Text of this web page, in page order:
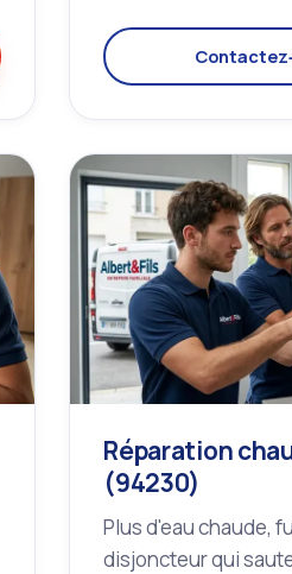
Réparation
(94230)
Plus d'eau chaude,
disjoncteur qui